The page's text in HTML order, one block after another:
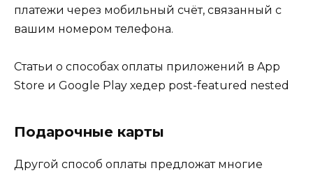
платежи через мобильный счёт, связанный с
вашим номером телефона.
Статьи о способах оплаты приложений в App
Store и Google Play хедер post-featured nested
Подарочные карты
Другой способ оплаты предложат многие